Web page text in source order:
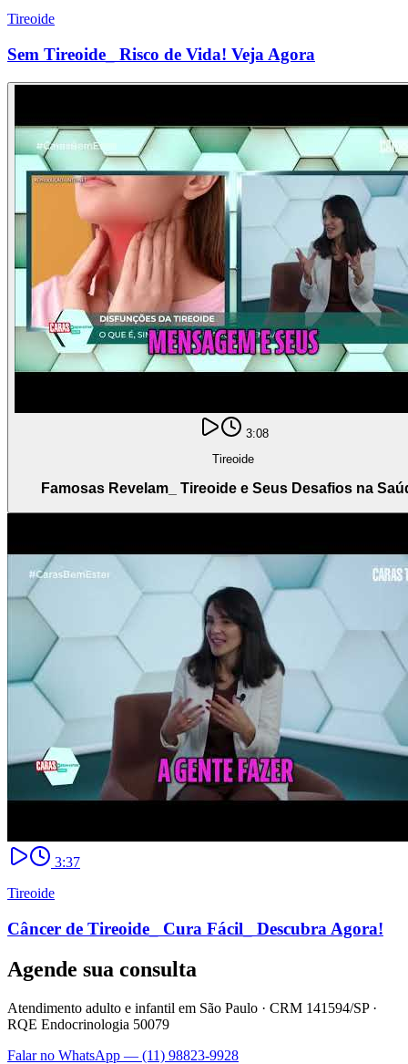
Tireoide
Sem Tireoide_ Risco de Vida! Veja Agora
3:08
Tireoide
Famosas Revelam_ Tireoide e Seus Desafios na
3:37
Tireoide
Câncer de Tireoide_ Cura Fácil_ Descubra Agora!
Agende sua consulta
Atendimento adulto e infantil em São Paulo · CRM 141594/SP·
RQE Endocrinologia 50079
Falar no WhatsApp — (11) 98823-9928